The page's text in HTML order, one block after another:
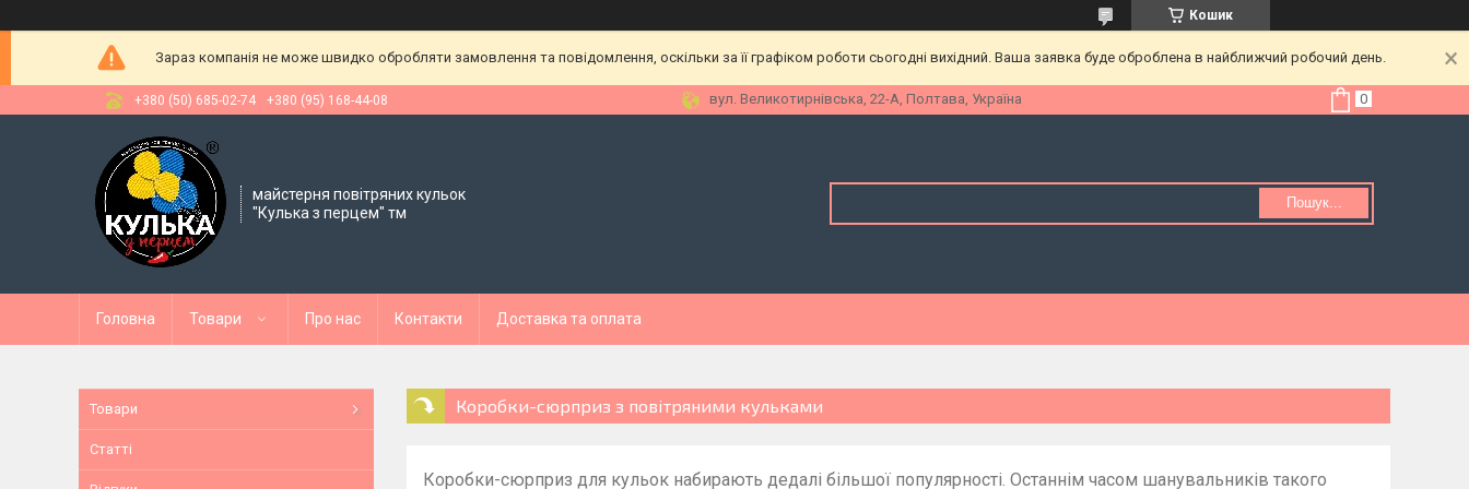
Кошик
Зараз компанія не може швидко обробляти замовлення та повідомлення, оскільки за її графіком роботи сьогодні вихідний. Ваша заявка буде оброблена в найближчий робочий день.
+380 (50) 685-02-74 +380 (95) 168-44-08 вул. Великотирнівська, 22-А, Полтава, Україна
майстерня повітряних кульок
"Кулька з перцем" тм
Пошук...
Головна Товари Про нас Контакти Доставка та оплата
Коробки-сюрприз з повітряними кульками
Коробки-сюрприз для кульок набирають дедалі більшої популярності. Останнім часом шанувальників такого
Товари
Статті